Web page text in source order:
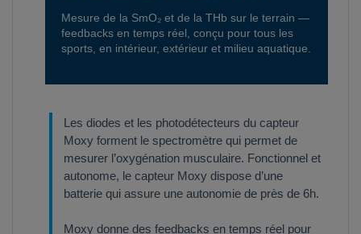
Mesure de la SmO₂ et de la THb sur le terrain —
feedbacks en temps réel, conçu pour tous les
sports, en intérieur, extérieur et milieu aquatique.
Les diodes et les photodétecteurs du capteur
Moxy forment le spectromètre qui permet de
mesurer l’oxygénation musculaire. Fonctionnel et
autonome, le capteur Moxy dispose d’une
batterie qui assure une autonomie de près de 6h.
Moxy donne des feedbacks en temps réel pour